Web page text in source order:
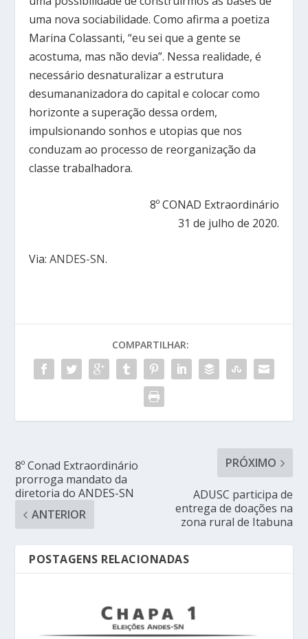
uma nova sociabilidade. Como afirma a poetiza
Marina Colassanti, “eu sei que a gente se
acostuma, mas não devia”. Nessa realidade, é
necessário desnaturalizar a estrutura
desumananizadora do capital e colocar como
horizonte a superação dessa ordem,
impulsionando sonhos e utopias que nos
conduzam ao processo de reorganização da
classe trabalhadora.
8º CONAD Extraordinário
31 de julho de 2020.
Via:ANDES-SN.
COMPARTILHAR:
8º Conad Extraordinário
prorroga mandato da
diretoria do ANDES-SN
ANTERIOR
PRÓXIMO
ADUSC participa de
entrega de doações na
zona rural de Itabuna
POSTAGENS RELACIONADAS